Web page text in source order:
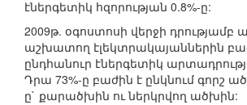
էներգետիկ հզորության 0.8%-ը:
2009թ. օգոստոսի վերջի դրությամբ
աշխատող էլեկտրակայաններին
ընդհանուր էներգետիկ
Դրա 73%-ը բաժին է ընկնում գորշ
ը` քարածխին ու ներկրվող ածխին: